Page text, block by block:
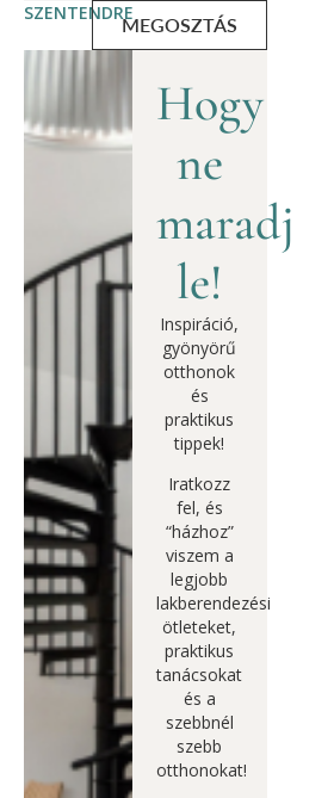
SZENTENDRE
MEGOSZTÁS
Hogy
ne
maradj
le!
Inspiráció,
gyönyörű
otthonok
és
praktikus
tippek!
Iratkozz
fel, és
“házhoz”
viszem a
legjobb
lakberendezési
ötleteket,
praktikus
tanácsokat
és a
szebbnél
szebb
otthonokat!